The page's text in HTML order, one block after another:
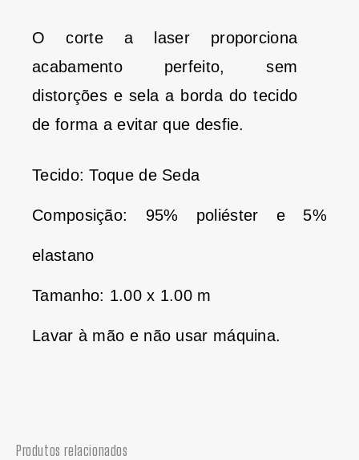
O corte a laser proporciona
acabamento perfeito, sem
distorções e sela a borda do tecido
de forma a evitar que desfie.
Tecido: Toque de Seda
Composição: 95% poliéster e 5%
elastano
Tamanho: 1.00 x 1.00 m
Lavar à mão e não usar máquina.
Produtos relacionados